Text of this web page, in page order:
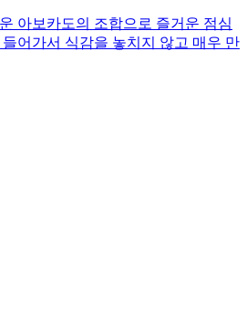
아보카도의 조합으로 즐거운 점심
어가서 식감을 놓치지 않고 매우 만